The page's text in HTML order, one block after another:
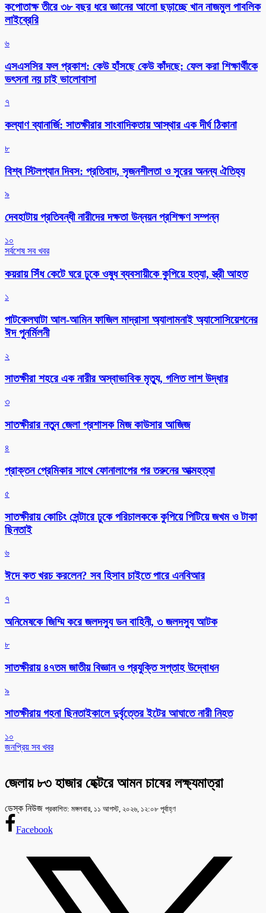
কপোতাক্ষ তীরে ৩৮ বছর ধরে জ্ঞানের আলো ছড়াচ্ছে খান নাজমুল পাবলিক
লাইব্রেরি
৬
এসএসসির ফল প্রকাশ: কেউ হাঁসছে কেউ কাঁদছে: ফেল করা শিক্ষার্থীকে
ভৎসনা নয় চাই ভালোবাসা
৭
কল্যাণ ব্যানার্জি: সাতক্ষীরার সাংবাদিকতায় আস্থার এক দীর্ঘ ঠিকানা
৮
বিশ্ব স্টিলপ্যান দিবস: প্রতিবাদ, সৃজনশীলতা ও সুরের অনন্য ঐতিহ্য
৯
দেবহাটায় প্রতিবন্ধী নারীদের দক্ষতা উন্নয়ন প্রশিক্ষণ সম্পন্ন
১০
সর্বশেষ সব খবর
কয়রায় সিঁধ কেটে ঘরে ঢুকে ওষুধ ব্যবসায়ীকে কুপিয়ে হত্যা, স্ত্রী আহত
১
পাটকেলঘাটা আল-আমিন ফাজিল মাদ্রাসা অ্যালামনাই অ্যাসোসিয়েশনের
ঈদ পুনর্মিলনী
২
সাতক্ষীরা শহরে এক নারীর অস্বাভাবিক মৃত্যু, গলিত লাশ উদ্ধার
৩
সাতক্ষীরার নতুন জেলা প্রশাসক মিজ কাউসার আজিজ
৪
প্রাক্তন প্রেমিকার সাথে ফোনালাপের পর তরুনের আত্মহত্যা
৫
সাতক্ষীরায় কোচিং সেন্টারে ঢুকে পরিচালককে কুপিয়ে পিটিয়ে জখম ও টাকা
ছিনতাই
৬
ঈদে কত খরচ করলেন? সব হিসাব চাইতে পারে এনবিআর
৭
অনিমেষকে জিম্মি করে জলদস্যু ডন বাহিনী, ৩ জলদস্যু আটক
৮
সাতক্ষীরায় ৪৭তম জাতীয় বিজ্ঞান ও প্রযুক্তি সপ্তাহ উদ্বোধন
৯
সাতক্ষীরায় গহনা ছিনতাইকালে দুর্বৃত্তের ইটের আঘাতে নারী নিহত
১০
জনপ্রিয় সব খবর
জেলায় ৮৩ হাজার হেক্টরে আমন চাষের লক্ষ্যমাত্রা
ডেস্ক নিউজ প্রকাশিত: মঙ্গলবার, ১১ আগস্ট, ২০২৬, ১২:০৮ পূর্বাহ্ণ
Facebook